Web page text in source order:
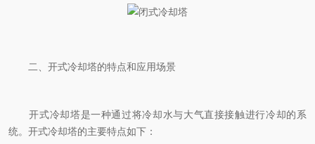
二、开式冷却塔的特点和应用场景
开式冷却塔是一种通过将冷却水与大气直接接触进行冷却的系
统。开式冷却塔的主要特点如下：